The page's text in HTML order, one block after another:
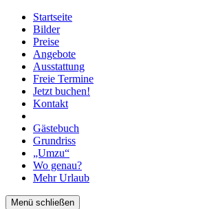
Startseite
Bilder
Preise
Angebote
Ausstattung
Freie Termine
Jetzt buchen!
Kontakt
Gästebuch
Grundriss
„Umzu“
Wo genau?
Mehr Urlaub
Menü schließen